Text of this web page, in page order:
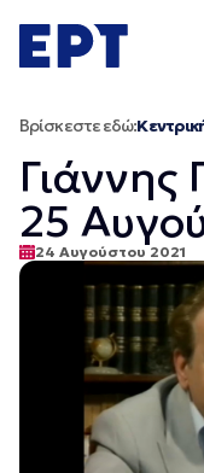
σε
περιεχόμενο
Βρίσκεστε εδώ:
Γιάννης
25
24 Αυγούστου 2021